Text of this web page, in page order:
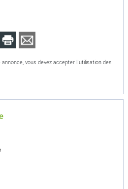
vous devez accepter l'utilisation des